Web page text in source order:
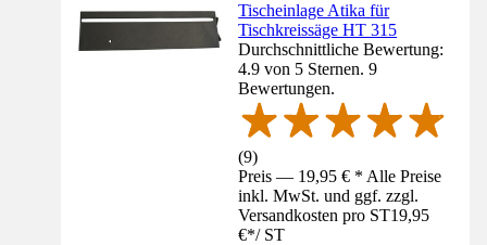
Tischeinlage Atika für
Tischkreissäge HT 315
Durchschnittliche Bewertung:
4.9 von 5 Sternen. 9
Bewertungen.
(9)
Preis — 19,95 € * Alle Preise
inkl. MwSt. und ggf. zzgl.
Versandkosten pro ST19,95
€*/ ST